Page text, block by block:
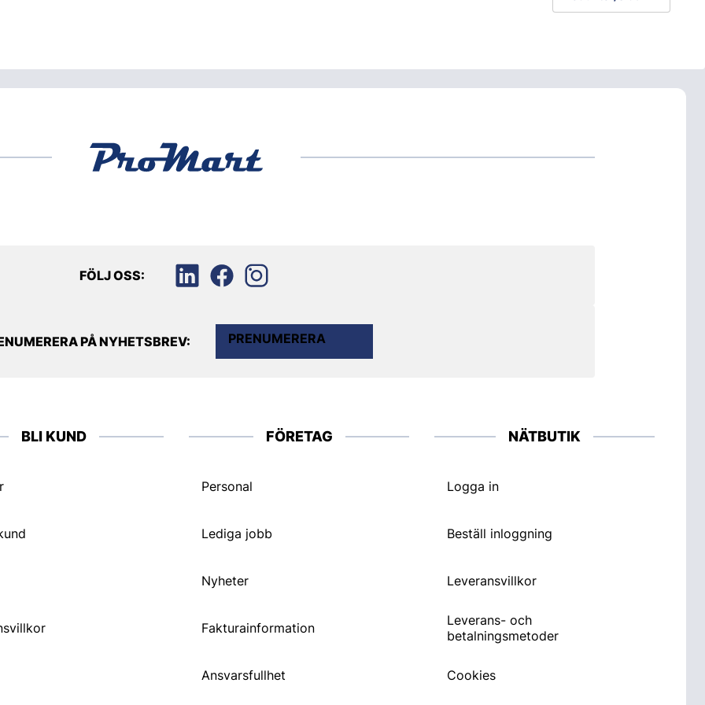
FÖLJ OSS:
PÅ NYHETSBREV: PRENUMERERA
BLI KUND FÖRETAG
Personal
Lediga jobb
Nyheter
Fakturainformation
Ansvarsfullhet
NÄTBUTIK
Logga in
Beställ inloggning
Leveransvillkor
Leverans- och
betalningsmetoder
Cookies